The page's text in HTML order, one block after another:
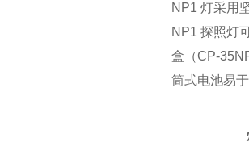
NP1 灯采用
NP1 探照灯
盒（CP-
筒式电池易